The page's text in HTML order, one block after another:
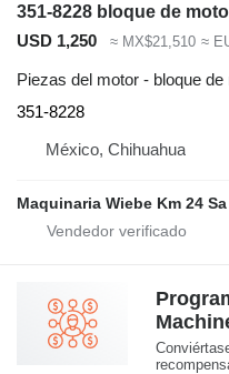
USD 1,250 ≈ MX$21,510 ≈
Piezas del motor - bloque de
351-8228
México, Chihuahua
Maquinaria Wiebe Km 24 Sa